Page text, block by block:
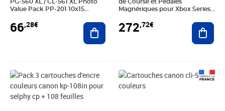
PG-560 XL / CL-561 XL Photo
Value Pack PP-201 10x15
66,28€ Ajouter au panier
de Course et Pédales
Magnétiques pour Xbox Series
272,72€
Prix 38,66€ Prix 55,48€